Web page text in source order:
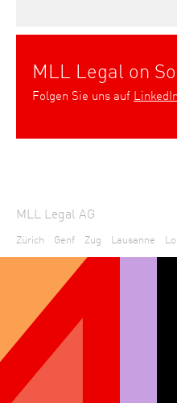
MLL Legal on
Folgen Sie uns auf LinkedIn
MLL Legal AG
Zürich Genf Zug Lausanne